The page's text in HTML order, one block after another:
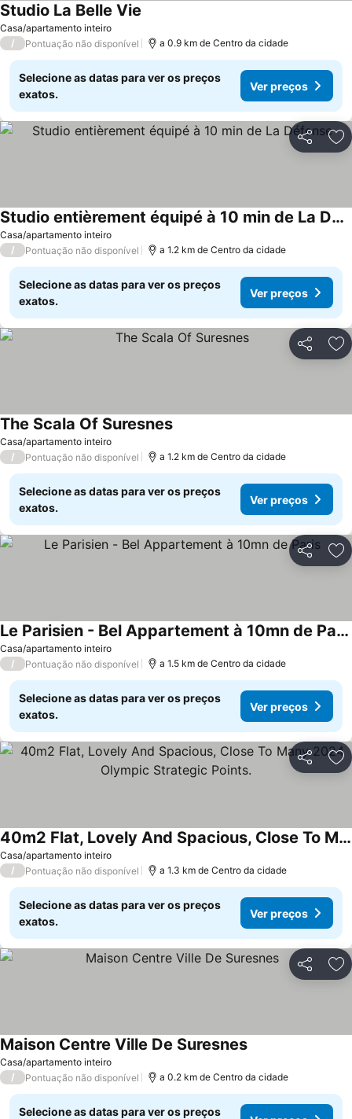
Casa/apartamento inteiro
Studio La Belle Vie
/ Pontuação não disponível a 0.9 km de Centro da cidade
Selecione as datas para ver os preços
exatos.
Ver preços
Partilhar
Casa/apartamento inteiro
Studio entièrement équipé à 10 min de La Défense
Ver preços
/ Pontuação não disponível a 1.2 km de Centro da cidade
Selecione as datas para ver os preços
exatos.
Ver preços
Partilhar
Casa/apartamento inteiro
The Scala Of SuresnesVer preços
/ Pontuação não disponível a 1.2 km de Centro da cidade
Selecione as datas para ver os preços
exatos.
Ver preços
Partilhar
Casa/apartamento inteiro
Le Parisien - Bel Appartement à 10mn de Paris
Ver preços
/ Pontuação não disponível a 1.5 km de Centro da cidade
Selecione as datas para ver os preços
exatos.
Ver preços
Partilhar
Casa/apartamento inteiro
40m2 Flat, Lovely And Spacious, Close To Many 2024 Olympic Strategic Points.
Ver preços
/ Pontuação não disponível a 1.3 km de Centro da cidade
Selecione as datas para ver os preços
exatos.
Ver preços
Partilhar
Casa/apartamento inteiro
Maison Centre Ville De SuresnesVer preços
/ Pontuação não disponível a 0.2 km de Centro da cidade
Selecione as datas para ver os preços